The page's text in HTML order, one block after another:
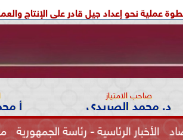
جيل قادر على الإنتاج والعمل الحر
صاحب الامتياز
د. محمد الصريدي أ
الأخبار الرئاسية - رئاسة الجمهورية